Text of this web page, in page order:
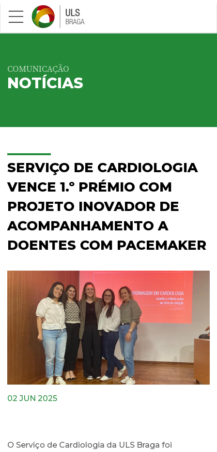
Saltar para conteúdo principal
COMUNICAÇÃO
NOTÍCIAS
SERVIÇO DE CARDIOLOGIA
VENCE 1.º PRÉMIO COM
PROJETO INOVADOR DE
ACOMPANHAMENTO A
DOENTES COM PACEMAKER
02 JUN 2025
O Serviço de Cardiologia da ULS Braga foi